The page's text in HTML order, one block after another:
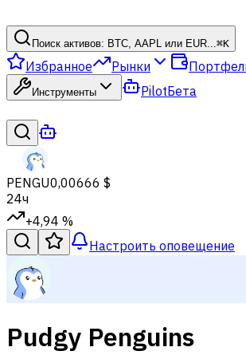
Поиск активов: BTC, AAPL или EUR...⌘K
Избранное Рынки
Инструменты PilotБета
PENGU0,00666 $
24ч
+4,94 %
Настроить оповещение
Pudgy Penguins